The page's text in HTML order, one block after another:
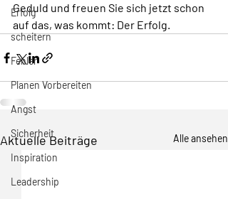
Erfolg
scheitern
Fehler
Planen Vorbereiten
Angst
Sicherheit
Inspiration
Leadership
Geduld und freuen Sie sich jetzt schon
auf das, was kommt: Der Erfolg.
Aktuelle Beiträge Alle ansehen